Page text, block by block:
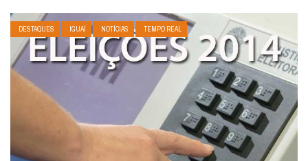
DESTAQUES IGUAÍ NOTÍCIAS TEMPO REAL